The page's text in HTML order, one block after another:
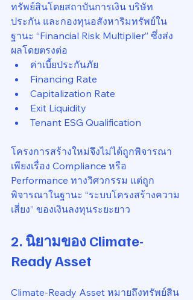
ทรัพย์สินโดยสถาบันการเงิน บริษัท
ประกัน และกองทุนอสังหาริมทรัพย์ใน
ฐานะ “Financial Risk Multiplier” ซึ่งส่ง
ผลโดยตรงต่อ
ค่าเบี้ยประกันภัย
Financing Rate
Capitalization Rate
Exit Liquidity
Tenant ESG Qualification
โครงการสร้างใหม่จึงไม่ได้ถูกพิจารณา
เพียงเรื่อง Compliance หรือ
Performance ทางวิศวกรรม แต่ถูก
พิจารณาในฐานะ “ระบบโครงสร้างความ
เสี่ยง” ของเงินลงทุนระยะยาว
2. นิยามของ Climate-
Ready Asset
Climate-Ready Asset หมายถึงทรัพย์สิน